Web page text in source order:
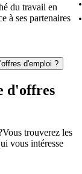
du travail en
à ses partenaires
d'emploi ?
d'offres
Vous trouverez les
vous intéresse